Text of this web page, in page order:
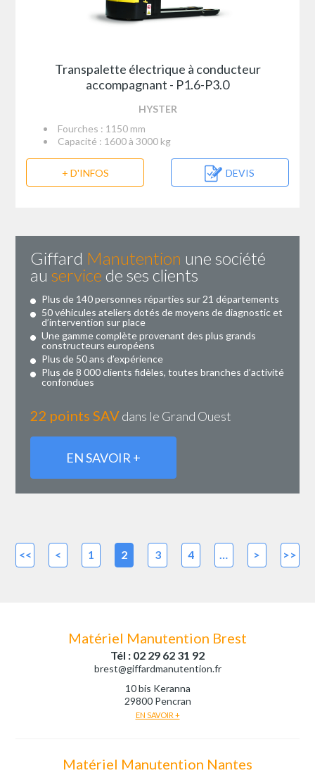
Transpalette électrique à conducteur
accompagnant - P1.6-P3.0
HYSTER
Fourches : 1150 mm
Capacité : 1600 à 3000 kg
+ D'INFOS DEVIS
Giffard Manutention une société
au service de ses clients
Plus de 140 personnes réparties sur 21 départements
50 véhicules ateliers dotés de moyens de diagnostic et
d’intervention sur place
Une gamme complète provenant des plus grands
constructeurs européens
Plus de 50 ans d’expérience
Plus de 8 000 clients fidèles, toutes branches d’activité
confondues
22 points SAVdans le Grand Ouest
EN SAVOIR +
<< < 1 2 3 4 … > >>
Matériel Manutention Brest
Tél : 02 29 62 31 92
brest@giffardmanutention.fr
10 bis Keranna
29800 Pencran
EN SAVOIR +
Matériel Manutention Nantes